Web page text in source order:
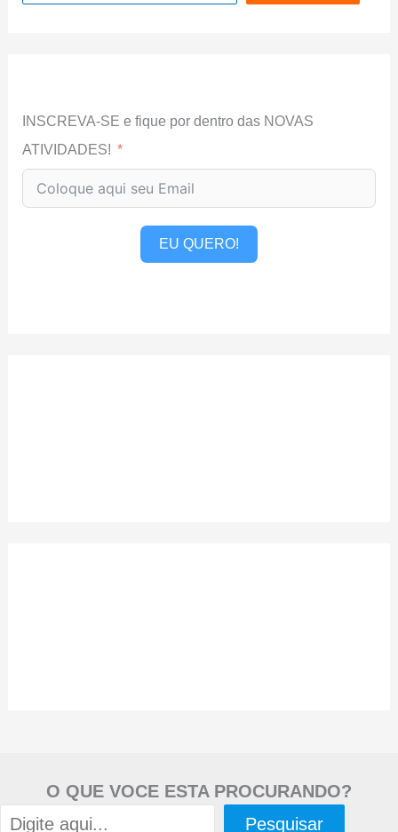
INSCREVA-SE e fique por dentro das NOVAS
ATIVIDADES!
EU QUERO!
O QUE VOCE ESTA PROCURANDO?
Pesquisar